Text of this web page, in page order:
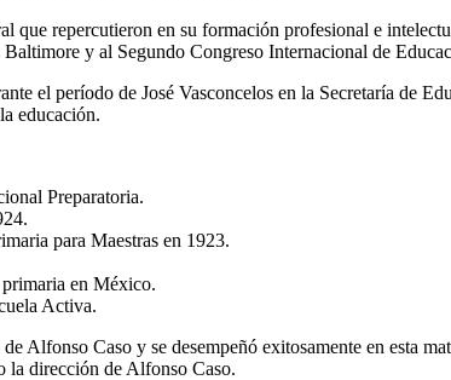
repercutieron en su formación profesional e
y al Segundo Congreso Internacional de
el período de José Vasconcelos en la Secretaría de
educación.
Preparatoria.
para Maestras en 1923.
en México.
Activa.
Caso y se desempeñó exitosamente en esta
la dirección de Alfonso Caso.